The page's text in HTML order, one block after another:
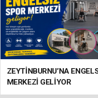
ZEYTİNBURNU’NA
MERKEZİ GELİYOR